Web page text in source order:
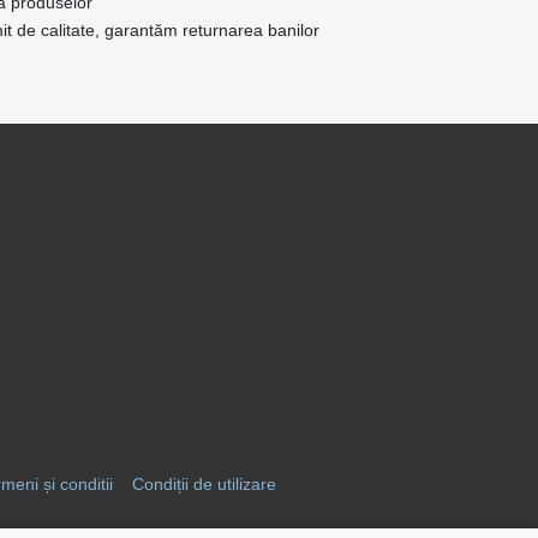
de calitate, garantăm returnarea banilor
și conditii Condiții de utilizare